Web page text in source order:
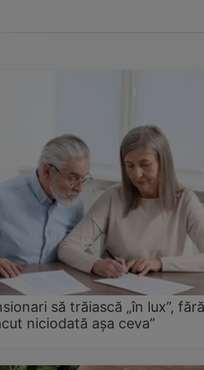
să trăiască „în lux”, fără
niciodată așa ceva”